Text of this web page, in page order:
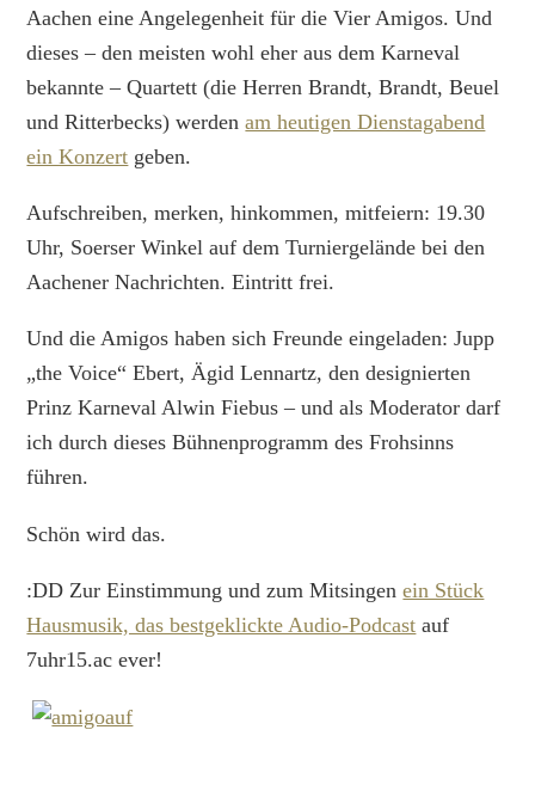
Aachen eine Angelegenheit für die Vier Amigos. Und
dieses – den meisten wohl eher aus dem Karneval
bekannte – Quartett (die Herren Brandt, Brandt, Beuel
und Ritterbecks) werdenam heutigen Dienstagabend
ein Konzert geben.
Aufschreiben, merken, hinkommen, mitfeiern: 19.30
Uhr, Soerser Winkel auf dem Turniergelände bei den
Aachener Nachrichten. Eintritt frei.
Und die Amigos haben sich Freunde eingeladen: Jupp
„the Voice“ Ebert, Ägid Lennartz, den designierten
Prinz Karneval Alwin Fiebus – und als Moderator darf
ich durch dieses Bühnenprogramm des Frohsinns
führen.
Schön wird das.
:DD Zur Einstimmung und zum Mitsingenein Stück
Hausmusik, das bestgeklickte Audio-Podcast auf
7uhr15.ac ever!